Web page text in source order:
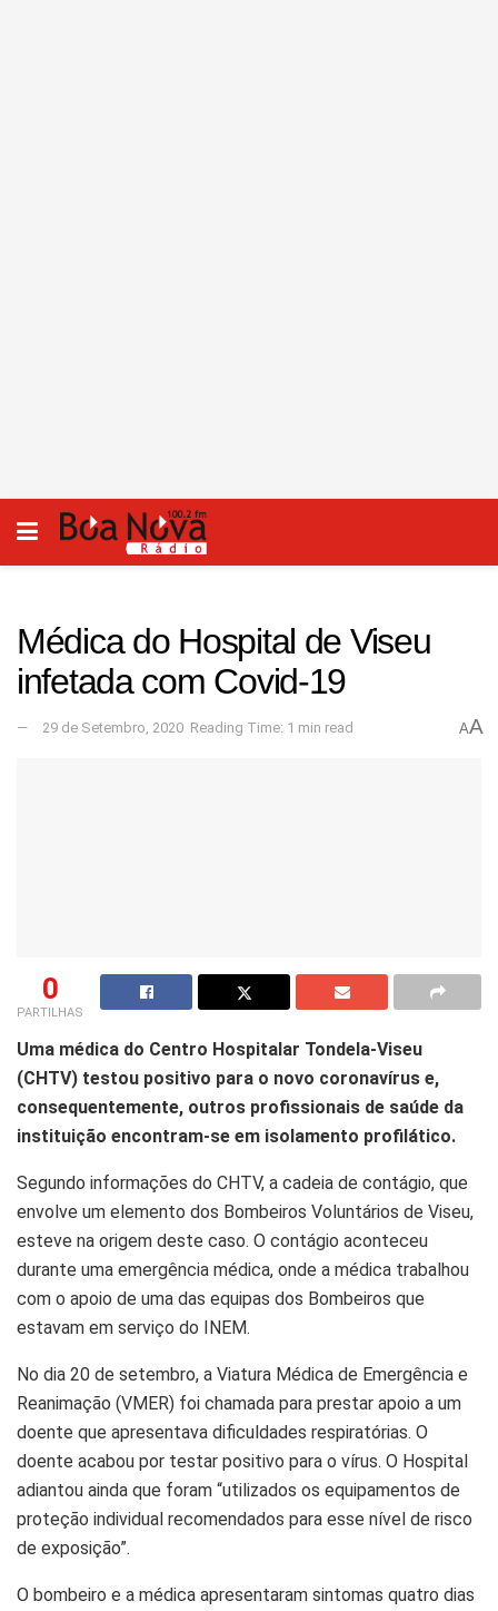
Médica do Hospital de Viseu
infetada com Covid-19
29 de Setembro, 2020 Reading Time: 1 min read AA
0
PARTILHAS
Uma médica do Centro Hospitalar Tondela-Viseu
(CHTV) testou positivo para o novo coronavírus e,
consequentemente, outros profissionais de saúde da
instituição encontram-se em isolamento profilático.
Segundo informações do CHTV, a cadeia de contágio, que
envolve um elemento dos Bombeiros Voluntários de Viseu,
esteve na origem deste caso. O contágio aconteceu
durante uma emergência médica, onde a médica trabalhou
com o apoio de uma das equipas dos Bombeiros que
estavam em serviço do INEM.
No dia 20 de setembro, a Viatura Médica de Emergência e
Reanimação (VMER) foi chamada para prestar apoio a um
doente que apresentava dificuldades respiratórias. O
doente acabou por testar positivo para o vírus. O Hospital
adiantou ainda que foram “utilizados os equipamentos de
proteção individual recomendados para esse nível de risco
de exposição”.
O bombeiro e a médica apresentaram sintomas quatro dias